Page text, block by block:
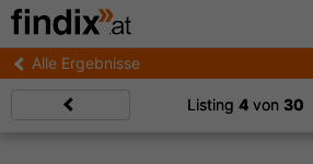
Alle Ergebnisse
Listing 4von 30